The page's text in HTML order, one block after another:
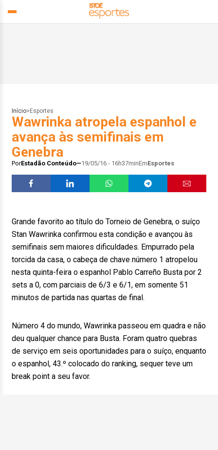
Início> Esportes
Wawrinka atropela espanhol e
avança às semifinais em
Genebra
PorEstadão Conteúdo 19/05/16 - 16h37minEmEsportes
Grande favorito ao título do Torneio de Genebra, o suíço
Stan Wawrinka confirmou esta condição e avançou às
semifinais sem maiores dificuldades. Empurrado pela
torcida da casa, o cabeça de chave número 1 atropelou
nesta quinta-feira o espanhol Pablo Carreño Busta por 2
sets a 0, com parciais de 6/3 e 6/1, em somente 51
minutos de partida nas quartas de final.
Número 4 do mundo, Wawrinka passeou em quadra e não
deu qualquer chance para Busta. Foram quatro quebras
de serviço em seis oportunidades para o suíço, enquanto
o espanhol, 43.º colocado do ranking, sequer teve um
break point a seu favor.